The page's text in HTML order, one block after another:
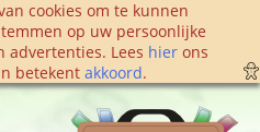
cookies om te kunnen
op uw persoonlijke
advertenties. Lees hier ons
betekent akkoord.